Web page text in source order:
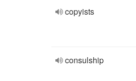
copyists
consulship